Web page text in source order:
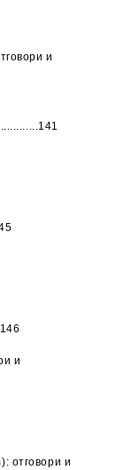
и
и
отговори и